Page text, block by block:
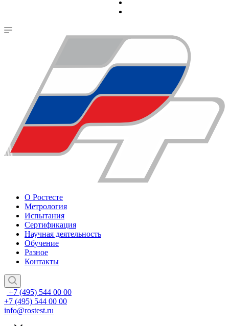
О Ростесте
Метрология
Испытания
Сертификация
Научная деятельность
Обучение
Разное
Контакты
+7 (495) 544 00 00
+7 (495) 544 00 00
info@rostest.ru